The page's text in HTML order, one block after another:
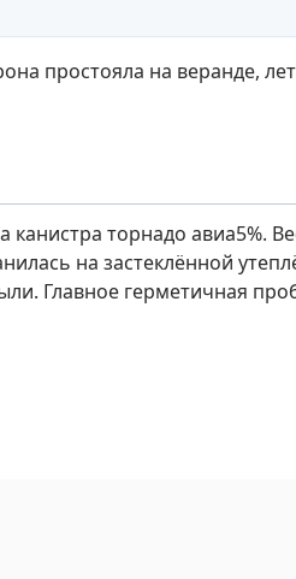
простояла на веранде,
канистра торнадо авиа5%.
на застеклённой
Главное герметичная